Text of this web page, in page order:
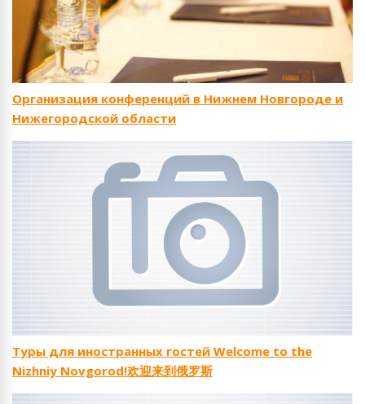
Организация конференций в Нижнем Новгороде и
Нижегородской области
Туры для иностранных гостей Welcome to the
Nizhniy Novgorod!欢迎来到俄罗斯